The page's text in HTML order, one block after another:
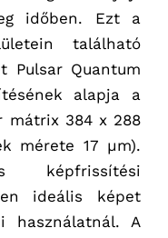
időben. Ezt a
található
Pulsar Quantum
alapja a
mátrix 384 x 288
mérete 17 µm).
képfrissítési
ideális képet
használatnál. A